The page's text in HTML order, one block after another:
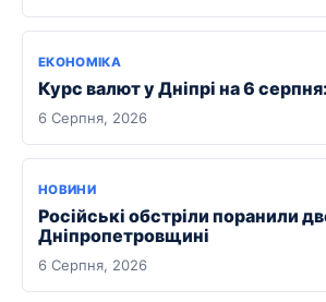
ЕКОНОМІКА
Курс валют у Дніпрі на 6
6 Серпня, 2026
НОВИНИ
Російські обстріли поранили
Дніпропетровщині
6 Серпня, 2026